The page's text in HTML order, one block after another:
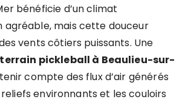
bénéficie d’un climat
agréable, mais cette douceur
vents côtiers puissants. Une
pickleball à Beaulieu-sur-
compte des flux d’air générés
environnants et les couloirs